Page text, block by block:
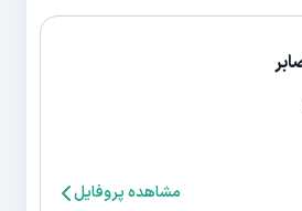
مشاهده پروفایل